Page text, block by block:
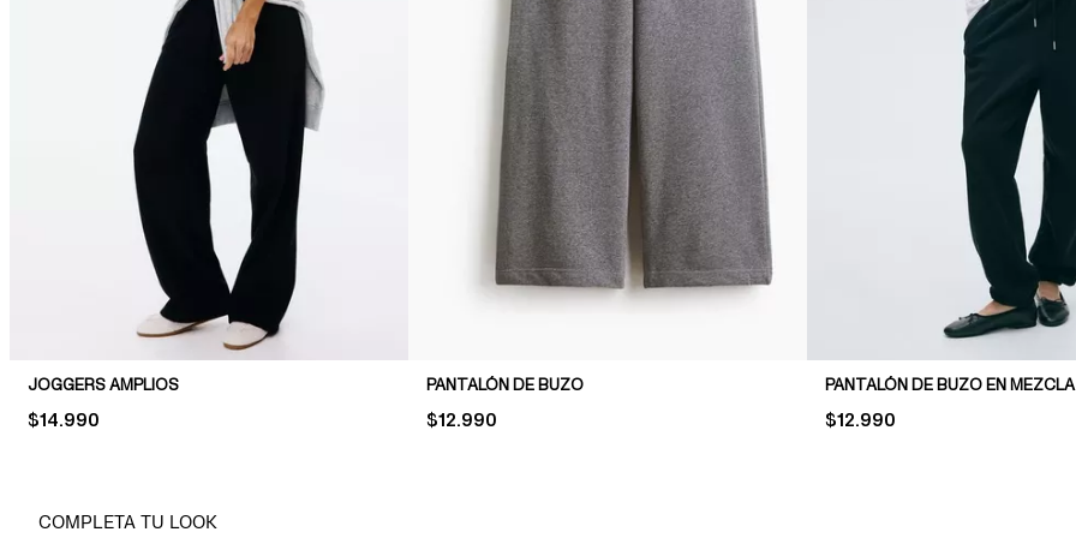
JOGGERS AMPLIOS
PRICE:
$14.990
PANTALÓN DE BUZO
PRICE:
$12.990 PRICE:
$12.990
COMPLETA TU LOOK